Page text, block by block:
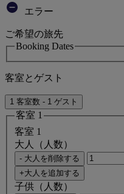
エラー
ご希望の旅先
Booking Dates
客室とゲスト
1 客室数 - 1 ゲスト
客室 1
客室 1
大人（人数）
- 大人を削除する
+大人を追加する
子供（人数）